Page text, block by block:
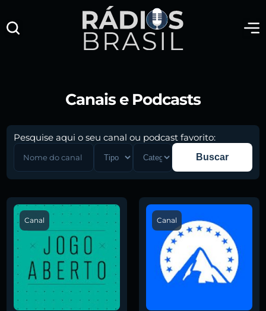
Canais e Podcasts
Pesquise aqui o seu canal ou podcast favorito:
Buscar
Canal Canal